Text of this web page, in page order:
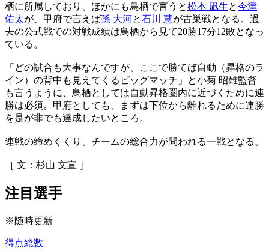
栖に所属しており、ほかにも鳥栖で言うと松本 凪生と今津
佑太が、甲府で言えば孫 大河と石川 慧が古巣戦となる。過
去の公式戦での対戦成績は鳥栖から見て20勝17分12敗となっ
ている。
「どの試合も大事なんですが、ここで勝てば自動（昇格のラ
イン）の背中も見えてくるビッグマッチ」と小菊 昭雄監督
も言うように、鳥栖としては自動昇格圏内に近づくために連
勝は必須。甲府としても、まずは下位から離れるために連勝
を是が非でも達成したいところ。
連戦の締めくくり、チームの総合力が問われる一戦となる。
［ 文：杉山 文宣 ］
注目選手
※随時更新
得点総数